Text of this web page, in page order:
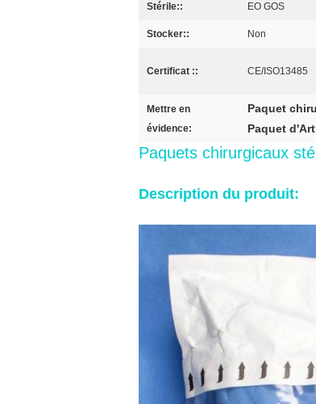
Stérile:: EO GOS
Stocker:: Non
Certificat :: CE/ISO13485
Mettre en
évidence:
Paquet
Paquet
Paquets chirurgicaux
Description du produit: